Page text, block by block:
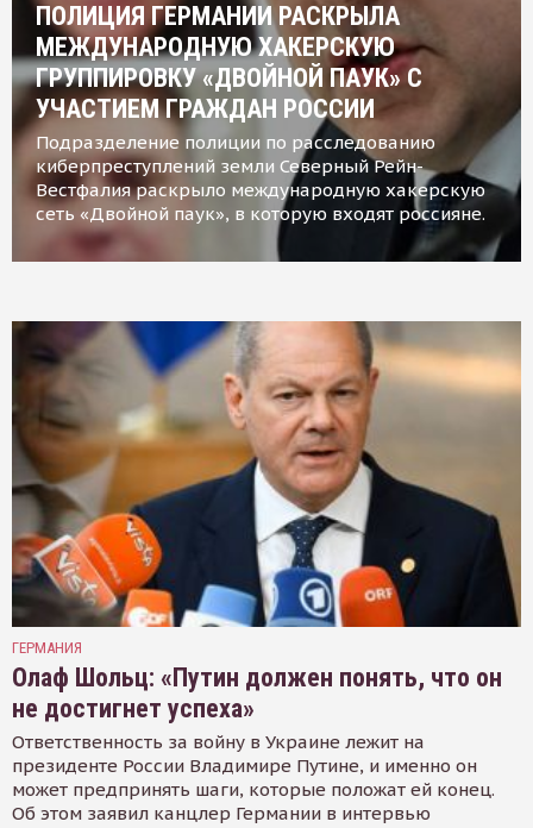
ПОЛИЦИЯ ГЕРМАНИИ РАСКРЫЛА
МЕЖДУНАРОДНУЮ ХАКЕРСКУЮ
ГРУППИРОВКУ «ДВОЙНОЙ ПАУК» С
УЧАСТИЕМ ГРАЖДАН РОССИИ
Подразделение полиции по расследованию
киберпреступлений земли Северный Рейн-
Вестфалия раскрыло международную хакерскую
сеть «Двойной паук», в которую входят россияне.
ГЕРМАНИЯ
Олаф Шольц: «Путин должен понять, что он
не достигнет успеха»
Ответственность за войну в Украине лежит на
президенте России Владимире Путине, и именно он
может предпринять шаги, которые положат ей конец.
Об этом заявил канцлер Германии в интервью